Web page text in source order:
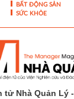
BẤT ĐỘNG SẢN
SỨC KHỎE
tử Nhà Quản Lý -